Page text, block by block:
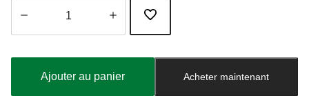
à
Ajouter au panier Acheter maintenant